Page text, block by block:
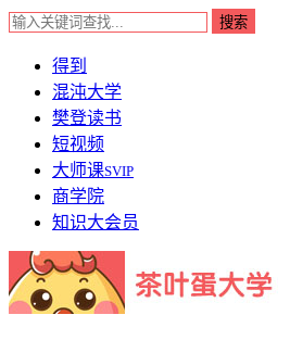
得到
混沌大学
樊登读书
短视频
大师课SVIP
商学院
知识大会员